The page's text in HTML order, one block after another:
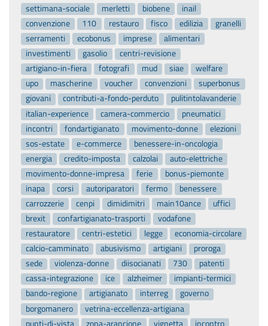
settimana-sociale
merletti biobene
inail
convenzione
110 restauro fisco edilizia
granelli
serramenti
ecobonus imprese
alimentari
investimenti
gasolio
centri-revisione
artigiano-in-fiera
fotografi mud siae
welfare
upo
mascherine voucher convenzioni
superbonus
giovani
contributi-a-fondo-perduto
pulitintolavanderie
italian-experience
camera-commercio
pneumatici
incontri
fondartigianato movimento-donne
elezioni
sos-estate
e-commerce
benessere-in-oncologia
energia
credito-imposta calzolai
auto-elettriche
movimento-donne-impresa
ferie
bonus-piemonte
inapa
corsi autoriparatori fermo
benessere
carrozzerie
cenpi dimidimitri main10ance
uffici
brexit
confartigianato-trasporti
vodafone
restauratore
centri-estetici legge
economia-circolare
calcio-camminato
abusivismo artigiani
proroga
sede
violenza-donne diisocianati 730
patenti
cassa-integrazione
ice alzheimer
impianti-termici
bando-regione
artigianato interreg
governo
borgomanero
vetrina-eccellenza-artigiana
punti-di-vista
zona-arancione vignetta incontro